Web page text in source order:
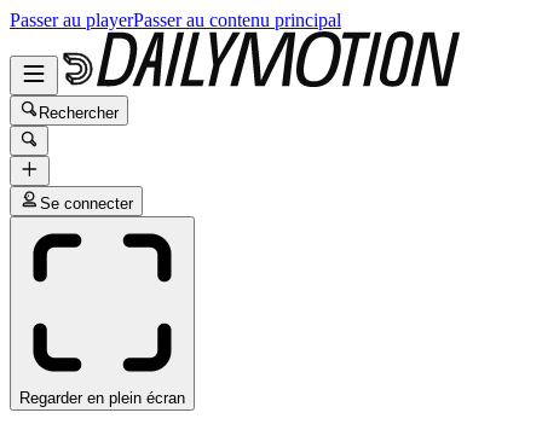
Passer au playerPasser au contenu principal
Rechercher
Se connecter
Regarder en plein écran